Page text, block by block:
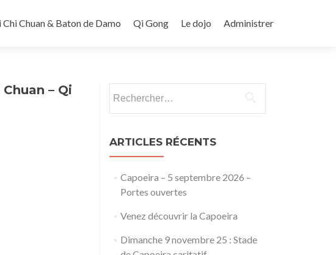
Chi Chuan & Baton de Damo Qi Gong Le dojo Administrer
– Qi
ARTICLES RÉCENTS
Capoeira – 5 septembre 2026 –
Portes ouvertes
Venez découvrir la Capoeira
Dimanche 9 novembre 25 : Stade